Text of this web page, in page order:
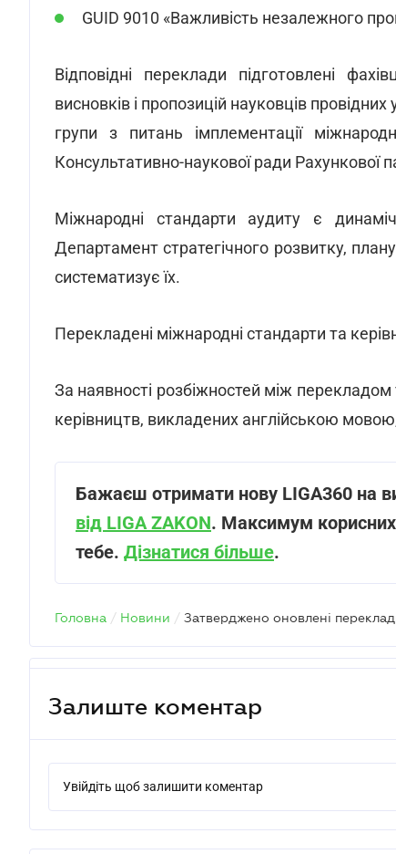
GUID 9010 «Важливість незалежного
Відповідні переклади підготовлені
висновків і пропозицій науковців
групи з питань імплементації
Консультативно-наукової ради Рахункової
Міжнародні стандарти аудиту є
Департамент стратегічного розвитку,
систематизує їх.
Перекладені міжнародні стандарти та
За наявності розбіжностей між
керівництв, викладених англійською
Бажаєш отримати нову LIGA360 на
від LIGA ZAKON. Максимум корисних
тебе. Дізнатися більше.
Головна / Новини /
Залиште коментар
Увійдіть щоб залишити коментар